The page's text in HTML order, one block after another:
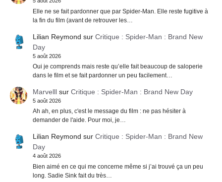
Elle ne se fait pardonner que par Spider-Man. Elle reste fugitive à
la fin du film (avant de retrouver les…
Lilian Reymond sur Critique : Spider-Man : Brand New
Day
5 août 2026
Oui je comprends mais reste qu’elle fait beaucoup de saloperie
dans le film et se fait pardonner un peu facilement…
Marvelllsur Critique : Spider-Man : Brand New Day
5 août 2026
Ah ah, en plus, c'est le message du film : ne pas hésiter à
demander de l'aide. Pour moi, je…
Lilian Reymond sur Critique : Spider-Man : Brand New
Day
4 août 2026
Bien aimé en ce qui me concerne même si j’ai trouvé ça un peu
long. Sadie Sink fait du très…